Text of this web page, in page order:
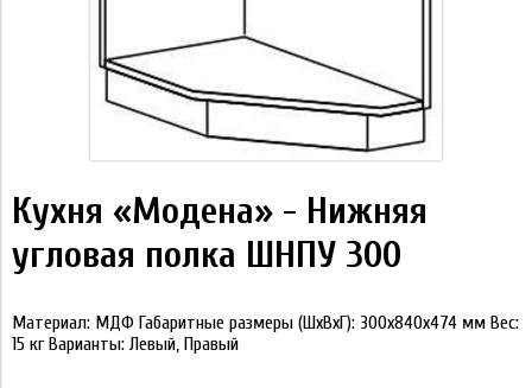
Кухня «Модена» - Нижняя
угловая полка ШНПУ 300
Материал: МДФ Габаритные размеры (ШхВхГ): 300х840х474 мм Вес:
15 кг Варианты: Левый, Правый